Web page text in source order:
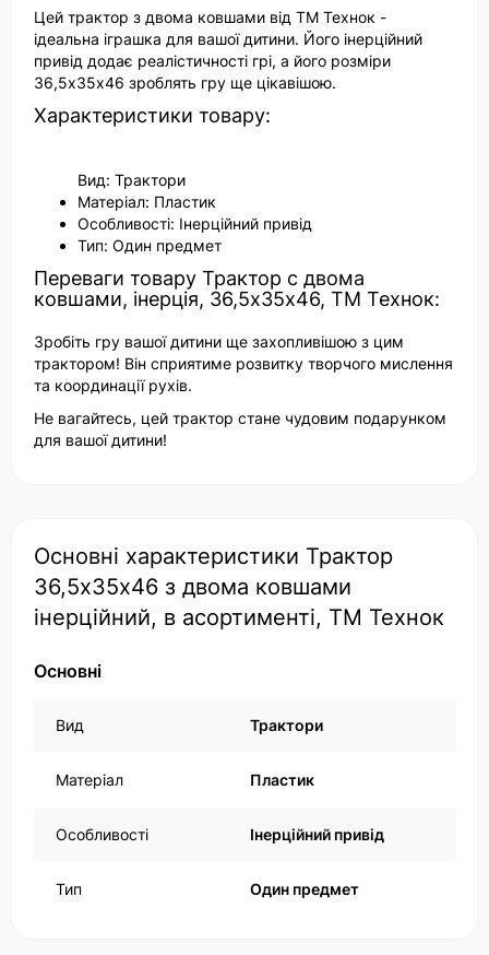
Цей трактор з двома ковшами від ТМ Технок -
ідеальна іграшка для вашої дитини. Його інерційний
привід додає реалістичності грі, а його розміри
36,5х35х46 зроблять гру ще цікавішою.
Характеристики товару:
Вид: Трактори
Матеріал: Пластик
Особливості: Інерційний привід
Тип: Один предмет
Переваги товару Трактор c двома
ковшами, інерція, 36,5х35х46, ТМ Технок:
Зробіть гру вашої дитини ще захопливішою з цим
трактором! Він сприятиме розвитку творчого мислення
та координації рухів.
Не вагайтесь, цей трактор стане чудовим подарунком
для вашої дитини!
Основні характеристики Трактор
36,5х35х46 з двома ковшами
інерційний, в асортименті, ТМ Технок
Основні
Вид Трактори
Матеріал Пластик
Особливості Інерційний привід
Тип Один предмет